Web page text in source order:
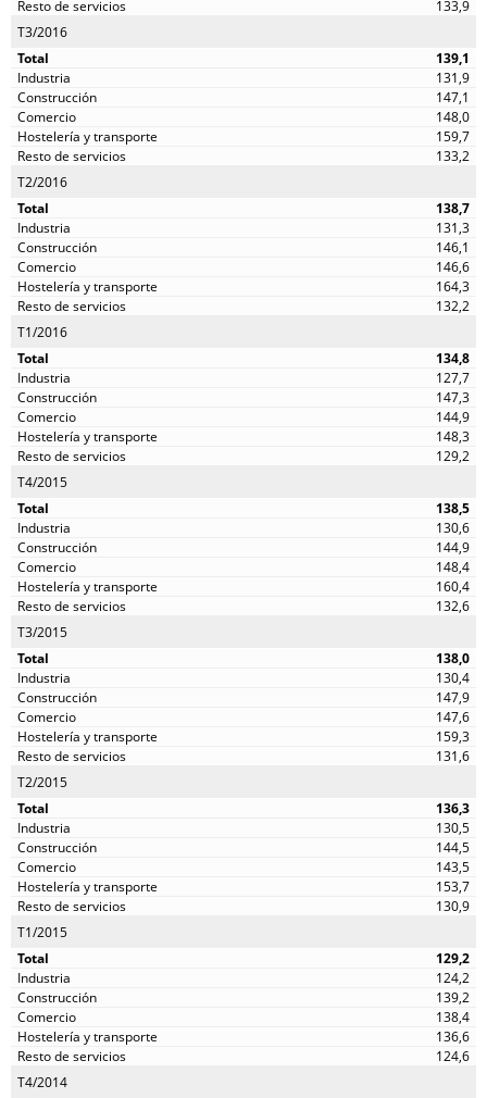
133,9
T3/2016
139,1
131,9
147,1
148,0
159,7
133,2
T2/2016
138,7
131,3
146,1
146,6
164,3
132,2
T1/2016
134,8
127,7
147,3
144,9
148,3
129,2
T4/2015
138,5
130,6
144,9
148,4
160,4
132,6
T3/2015
138,0
130,4
147,9
147,6
159,3
131,6
T2/2015
136,3
130,5
144,5
143,5
153,7
130,9
T1/2015
129,2
124,2
139,2
138,4
136,6
124,6
T4/2014